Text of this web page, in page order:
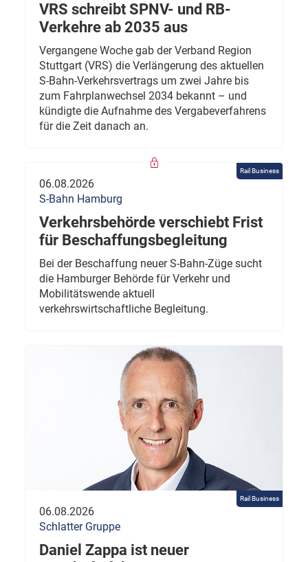
VRS schreibt SPNV- und RB-
Verkehre ab 2035 aus
Vergangene Woche gab der Verband Region
Stuttgart (VRS) die Verlängerung des aktuellen
S-Bahn-Verkehrsvertrags um zwei Jahre bis
zum Fahrplanwechsel 2034 bekannt – und
kündigte die Aufnahme des Vergabeverfahrens
für die Zeit danach an.
Rail Business
06.08.2026
S-Bahn Hamburg
Verkehrsbehörde verschiebt Frist
für Beschaffungsbegleitung
Bei der Beschaffung neuer S-Bahn-Züge sucht
die Hamburger Behörde für Verkehr und
Mobilitätswende aktuell
verkehrswirtschaftliche Begleitung.
Rail Business
06.08.2026
Schlatter Gruppe
Daniel Zappa ist neuer